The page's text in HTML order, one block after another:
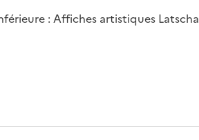
: Affiches artistiques Latscha